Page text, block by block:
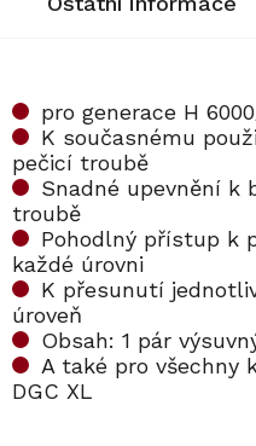
pro generace H
K současnému
pečicí troubě
Snadné upevnění k
troubě
Pohodlný přístup k
každé úrovni
K přesunutí
úroveň
Obsah: 1 pár
A také pro všechny
DGC XL